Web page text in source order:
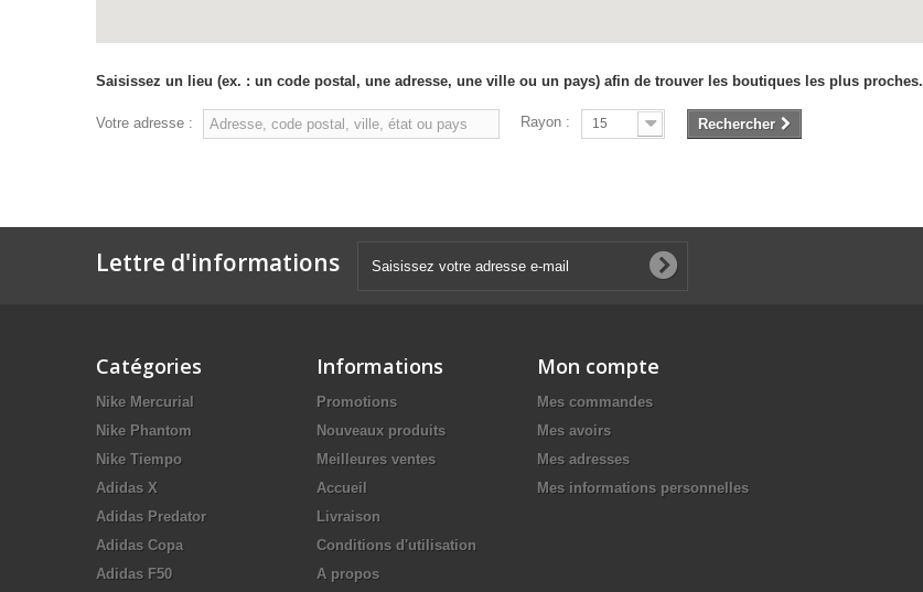
Saisissez un lieu (ex. : un code postal, une adresse, une ville ou un pays) afin de trouver les boutiques les plus proches.
Votre adresse : Rayon : 15 Rechercher
Lettre d'informations
Catégories
Nike Mercurial
Nike Phantom
Nike Tiempo
Adidas X
Adidas Predator
Adidas Copa
Adidas F50
Informations
Promotions
Nouveaux produits
Meilleures ventes
Accueil
Livraison
Conditions d'utilisation
A propos
Mon compte
Mes commandes
Mes avoirs
Mes adresses
Mes informations personnelles